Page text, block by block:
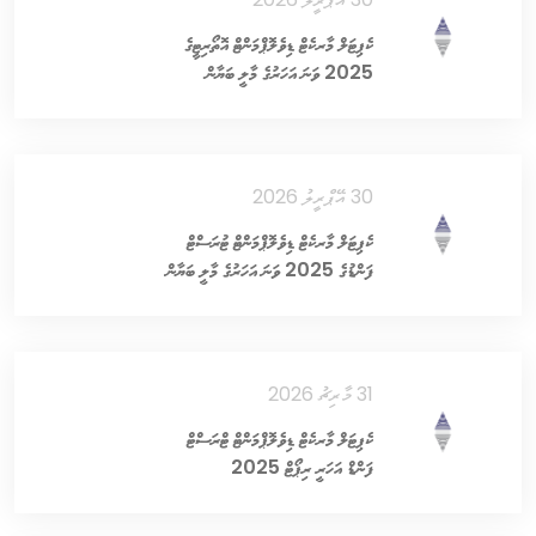
ކެޕިޓަލް މާރކެޓް ޑިވެލޮޕްމަންޓް އޮތޯރިޓީގެ
2025 ވަނަ އަހަރުގެ މާލީ ބަޔާން
30 އޭޕްރީލު 2026
ކެޕިޓަލް މާރކެޓް ޑިވެލޮޕްމަންޓް ޓުރަސްޓް
ފަންޑުގެ 2025 ވަނަ އަހަރުގެ މާލީ ބަޔާން
31 މާރިޗު 2026
ކެޕިޓަލް މާރކެޓް ޑިވެލޮޕްމަންޓް ޓްރަސްޓް
ފަންޑް އަހަރީ ރިޕޯޓް 2025